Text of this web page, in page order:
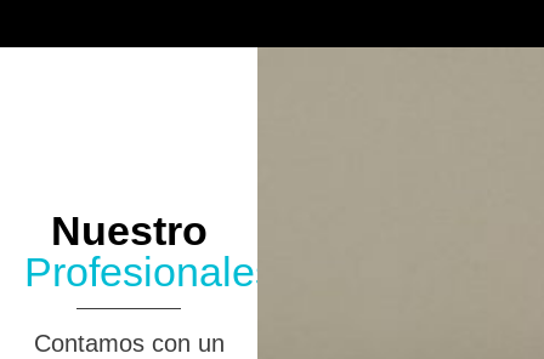
Nuestro
Profesionales
Contamos con un